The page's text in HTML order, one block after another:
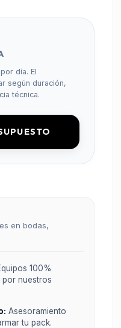
día. El
según duración,
técnica.
en bodas,
100%
nuestros
Asesoramiento
tu pack.